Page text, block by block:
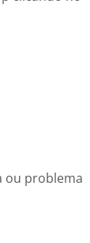
ou problema